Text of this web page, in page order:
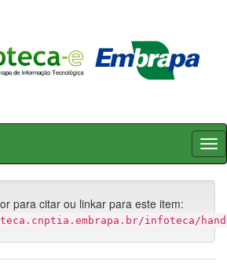
para citar ou linkar para este item:
infoteca/